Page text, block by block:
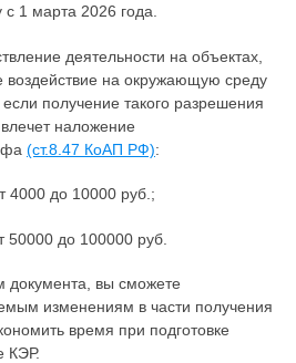
с 1 марта 2026 года.
деятельности на объектах,
воздействие на окружающую среду
получение такого разрешения
наложение
(ст.8.47 КоАП РФ):
4000 до 10000 руб.;
50000 до 100000 руб.
документа, вы сможете
изменениям в части получения
время при подготовке
КЭР.